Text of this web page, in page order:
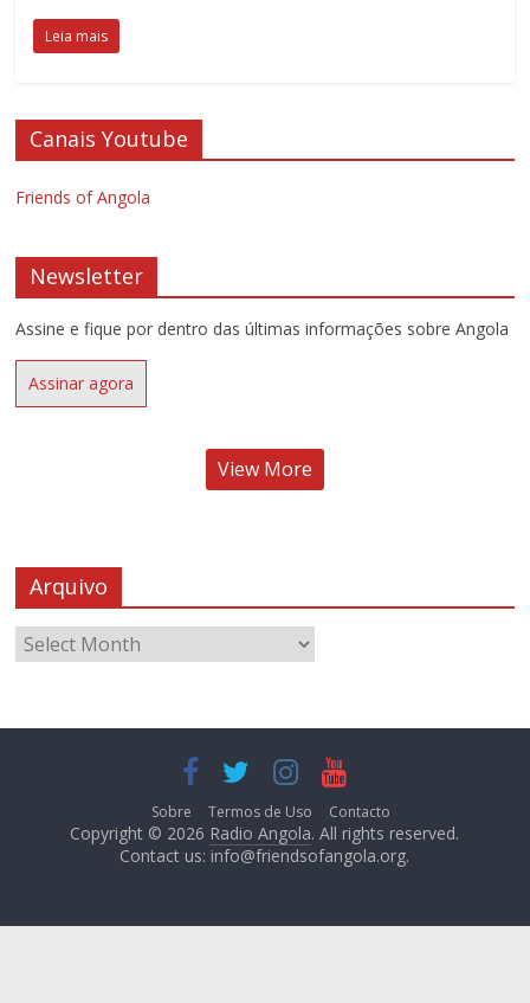
Leia mais
Canais Youtube
Friends of Angola
Newsletter
Assine e fique por dentro das últimas informações sobre Angola
Assinar agora
View More
Arquivo
Sobre Termos de Uso Contacto
Copyright © 2026 Radio Angola. All rights reserved.
Contact us: info@friendsofangola.org.